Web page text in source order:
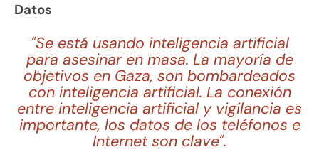
Datos
"Se está usando inteligencia artificial
para asesinar en masa. La mayoría de
objetivos en Gaza, son bombardeados
con inteligencia artificial. La conexión
entre inteligencia artificial y vigilancia es
importante, los datos de los teléfonos e
Internet son clave".